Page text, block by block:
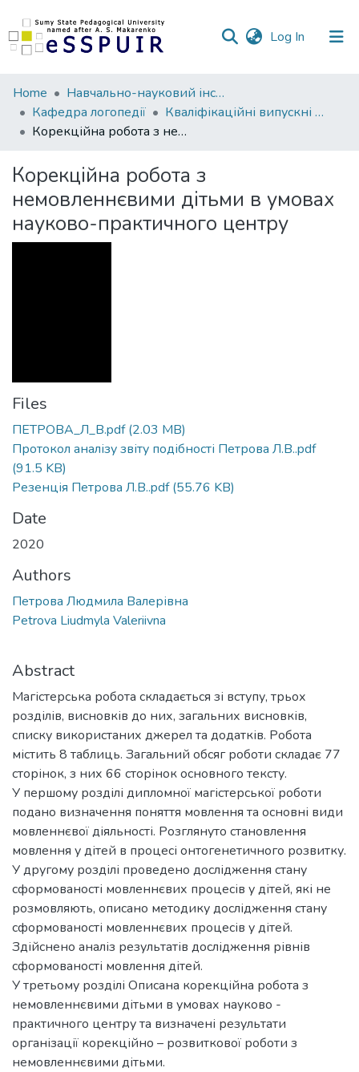
Log In (current)
Communities
&
Collections
Statistics
Home
Навчально-науковий інститут фізичної культури
Кафедра логопедії
Кваліфікаційні випускні роботи здобувачів вищої освіти
Корекційна робота з немовленнєвими дітьми в умовах науково-практичного центру
Корекційна робота з
немовленнєвими дітьми в умовах
науково-практичного центру
Files
ПЕТРОВА_Л_В.pdf(2.03 MB)
Протокол аналізу звіту подібності Петрова Л.В..pdf
(91.5 KB)
Резенція Петрова Л.В..pdf(55.76 KB)
Date
2020
Authors
Петрова Людмила Валерівна
Petrova Liudmyla Valeriivna
Abstract
Магістерська робота складається зі вступу, трьох
розділів, висновків до них, загальних висновків,
списку використаних джерел та додатків. Робота
містить 8 таблиць. Загальний обсяг роботи складає 77
сторінок, з них 66 сторінок основного тексту.
У першому розділі дипломної магістерської роботи
подано визначення поняття мовлення та основні види
мовленнєвої діяльності. Розглянуто становлення
мовлення у дітей в процесі онтогенетичного розвитку.
У другому розділі проведено дослідження стану
сформованості мовленнєвих процесів у дітей, які не
розмовляють, описано методику дослідження стану
сформованості мовленнєвих процесів у дітей.
Здійснено аналіз результатів дослідження рівнів
сформованості мовлення дітей.
У третьому розділі Описана корекційна робота з
немовленнєвими дітьми в умовах науково -
практичного центру та визначені результати
організації корекційно – розвиткової роботи з
немовленнєвими дітьми.